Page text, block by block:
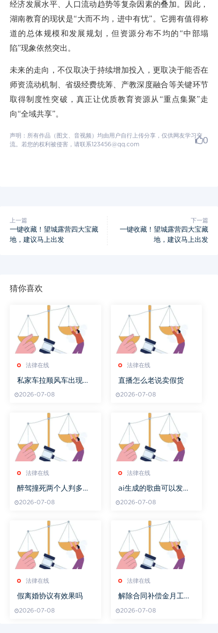
经济发展水平、人口流动趋势等复杂因素的叠加。因此，
湖南教育的现状是“大而不均，进中有忧”。它拥有值得称
道的总体规模和发展规划，但资源分布不均的“中部塌
陷”现象依然突出。
未来的走向，不仅取决于持续增加投入，更取决于能否在
师资流动机制、省级经费统筹、产教深度融合等关键环节
取得制度性突破，真正让优质教育资源从“重点集聚”走
向“全域共享”。
声明：所有作品（图文、音视频）均由用户自行上传分享，仅供网友学习交
流。若您的权利被侵害，请联系123456@qq.com
0
上一篇
一键收藏！望城露营四大宝藏
地，建议马上出发
下一篇
一键收藏！望城露营四大宝藏
地，建议马上出发
猜你喜欢
法律在线
私家车拉顺风车出现意
2026-07-08
法律在线
直播怎么老说卖假货
2026-07-08
法律在线
醉驾撞死两个人判多少
2026-07-08
法律在线
ai生成的歌曲可以发布
2026-07-08
法律在线
假离婚协议有效果吗
2026-07-08
法律在线
解除合同补偿金月工资
2026-07-08